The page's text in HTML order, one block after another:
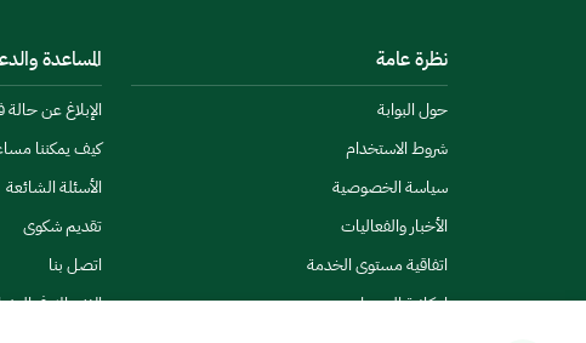
نظرة عامة
حول البوابة
شروط الاستخدام
سياسة الخصوصية
الأخبار والفعاليات
اتفاقية مستوى الخدمة
إمكانية الوصول
المساعدة
الإبلاغ عن
كيف يمكننا
الأسئلة الشائعة
تقديم شكوى
اتصل بنا
الاشتراك في